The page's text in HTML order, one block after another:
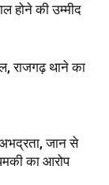
होने की उम्मीद
राजगढ़ थाने का
जान से
का आरोप